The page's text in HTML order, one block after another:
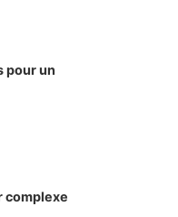
pour un
complexe